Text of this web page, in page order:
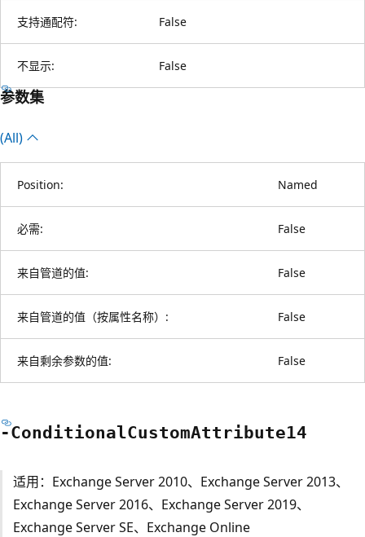
支持通配符: False
不显示: False
参数集
(All)
Position: Named
必需: False
来自管道的值: False
来自管道的值（按属性名称）: False
来自剩余参数的值: False
-ConditionalCustomAttribute14
适用：Exchange Server 2010、Exchange Server 2013、
Exchange Server 2016、Exchange Server 2019、
Exchange Server SE、Exchange Online